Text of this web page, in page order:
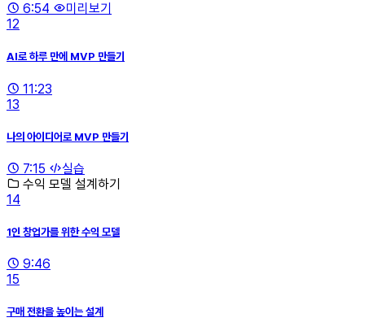
6:54
미리보기
12
AI로 하루 만에 MVP 만들기
11:23
13
나의 아이디어로 MVP 만들기
7:15
실습
수익 모델 설계하기
14
1인 창업가를 위한 수익 모델
9:46
15
구매 전환을 높이는 설계